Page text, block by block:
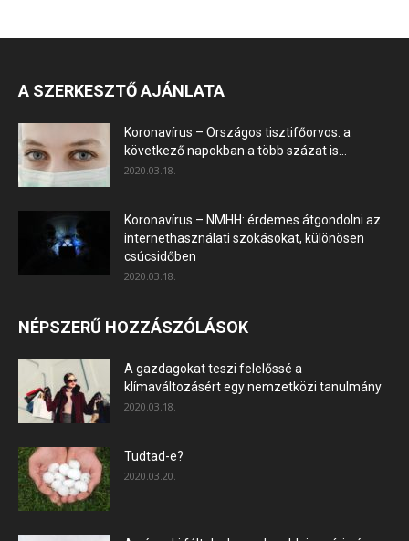
A SZERKESZTŐ AJÁNLATA
Koronavírus – Országos tisztifőorvos: a
következő napokban a több százat is...
2020.03.18.
Koronavírus – NMHH: érdemes átgondolni az
internethasználati szokásokat, különösen
csúcsidőben
2020.03.18.
NÉPSZERŰ HOZZÁSZÓLÁSOK
A gazdagokat teszi felelőssé a
klímaváltozásért egy nemzetközi tanulmány
2020.03.18.
Tudtad-e?
2020.03.20.